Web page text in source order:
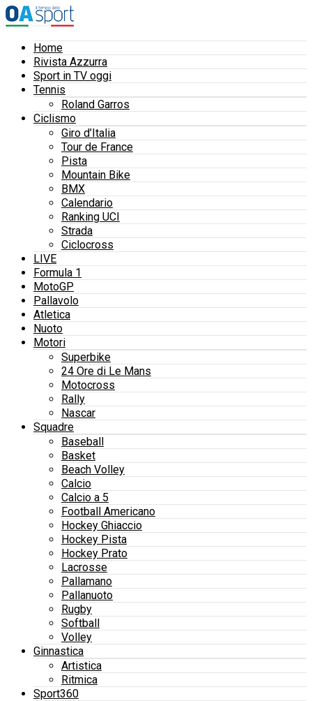
Home
Rivista Azzurra
Sport in TV oggi
Tennis
Roland Garros
Ciclismo
Giro d’Italia
Tour de France
Pista
Mountain Bike
BMX
Calendario
Ranking UCI
Strada
Ciclocross
LIVE
Formula 1
MotoGP
Pallavolo
Atletica
Nuoto
Motori
Superbike
24 Ore di Le Mans
Motocross
Rally
Nascar
Squadre
Baseball
Basket
Beach Volley
Calcio
Calcio a 5
Football Americano
Hockey Ghiaccio
Hockey Pista
Hockey Prato
Lacrosse
Pallamano
Pallanuoto
Rugby
Softball
Volley
Ginnastica
Artistica
Ritmica
Sport360